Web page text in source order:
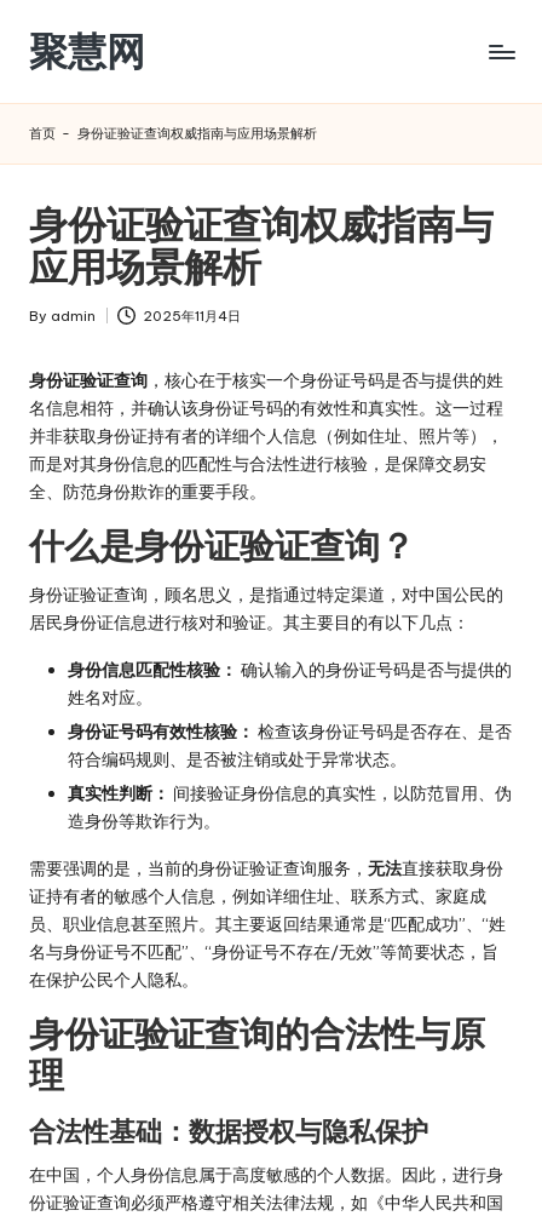
Skip
content
聚慧网
首页 - 身份证验证查询权威指南与应用场景解析
身份证验证查询权威指南与
应用场景解析
Posted
By admin 2025年11月4日
身份证验证查询 ，核心在于核实一个身份证号码是否与提供的姓
名信息相符，并确认该身份证号码的有效性和真实性。这一过程
并非获取身份证持有者的详细个人信息（例如住址、照片等），
而是对其身份信息的匹配性与合法性进行核验，是保障交易安
全、防范身份欺诈的重要手段。
什么是身份证验证查询？
身份证验证查询，顾名思义，是指通过特定渠道，对中国公民的
居民身份证信息进行核对和验证。其主要目的有以下几点：
身份信息匹配性核验： 确认输入的身份证号码是否与提供的
姓名对应。
身份证号码有效性核验： 检查该身份证号码是否存在、是否
符合编码规则、是否被注销或处于异常状态。
真实性判断： 间接验证身份信息的真实性，以防范冒用、伪
造身份等欺诈行为。
需要强调的是，当前的身份证验证查询服务， 无法直接获取身份
证持有者的敏感个人信息，例如详细住址、联系方式、家庭成
员、职业信息甚至照片。其主要返回结果通常是“匹配成功”、“姓
名与身份证号不匹配”、“身份证号不存在/无效”等简要状态，旨
在保护公民个人隐私。
身份证验证查询的合法性与原
理
合法性基础：数据授权与隐私保护
在中国，个人身份信息属于高度敏感的个人数据。因此，进行身
份证验证查询必须严格遵守相关法律法规，如《中华人民共和国